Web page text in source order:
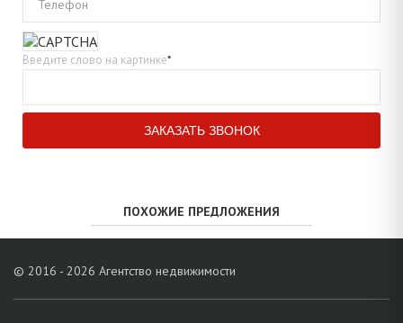
Телефон
Введите слово на картинке*
ПОХОЖИЕ ПРЕДЛОЖЕНИЯ
© 2016 - 2026 Агентство недвижимости